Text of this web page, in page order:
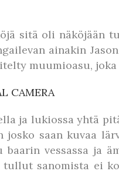
sitä oli näköjään
ainakin
muumioasu,
ja lukiossa yhtä
josko saan kuvaa
vessassa ja
sanomista ei